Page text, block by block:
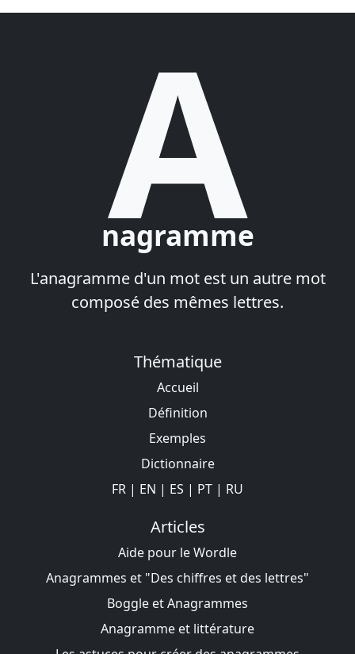
A
nagramme
L'anagramme d'un mot est un autre mot
composé des mêmes lettres.
Thématique
Accueil
Définition
Exemples
Dictionnaire
FR | EN | ES | PT | RU
Articles
Aide pour le Wordle
Anagrammes et "Des chiffres et des lettres"
Boggle et Anagrammes
Anagramme et littérature